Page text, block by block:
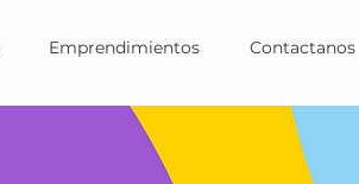
Emprendimientos Contactanos